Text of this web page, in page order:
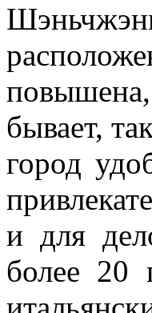
бывает,
город
и для
более 20